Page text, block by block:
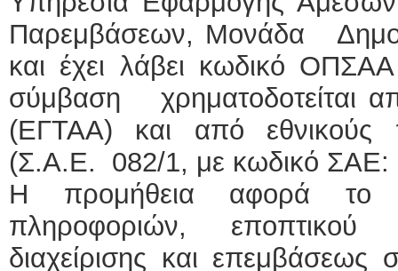
Παρεμβάσεων, Μονάδα
και έχει λάβει κωδικό
σύμβαση χρηματοδοτείται
(ΕΓΤΑΑ) και από
(Σ.Α.Ε. 082/1, με κωδικό ΣΑΕ:
Η προμήθεια αφορά το
πληροφοριών, εποπτικού
διαχείρισης και επεμβάσεως